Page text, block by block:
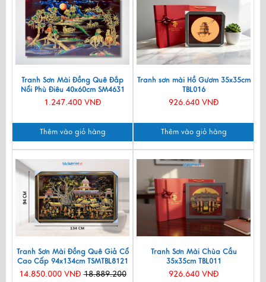
Tranh Sơn Mài Đồng Quê Đắp
Nổi Phù Điêu 40x60cm SM4631
1.247.400 VNĐ
Thêm vào giỏ hàng
Tranh sơn mài Hồ Gươm 35x35cm
TBL016
926.640 VNĐ
Thêm vào giỏ hàng
Tranh Sơn Mài Đồng Quê Giả Cổ
Cao Cấp 94x134cm TSMTBL8121
14.850.000 VNĐ18.889.200
Tranh Sơn Mài Chùa Cầu
35x35cm TBL011
926.640 VNĐ